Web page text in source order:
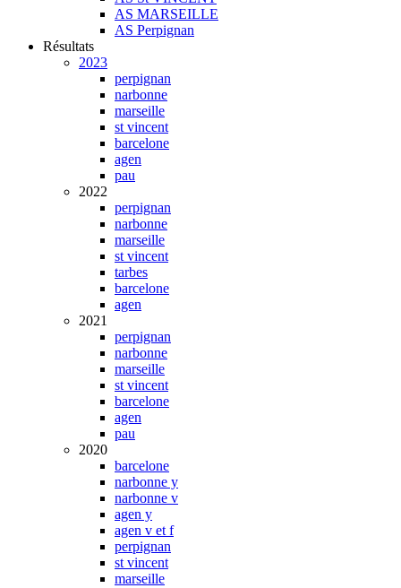
AS MARSEILLE
AS Perpignan
Résultats
2023
perpignan
narbonne
marseille
st vincent
barcelone
agen
pau
2022
perpignan
narbonne
marseille
st vincent
tarbes
barcelone
agen
2021
perpignan
narbonne
marseille
st vincent
barcelone
agen
pau
2020
barcelone
narbonne y
narbonne v
agen y
agen v et f
perpignan
st vincent
marseille